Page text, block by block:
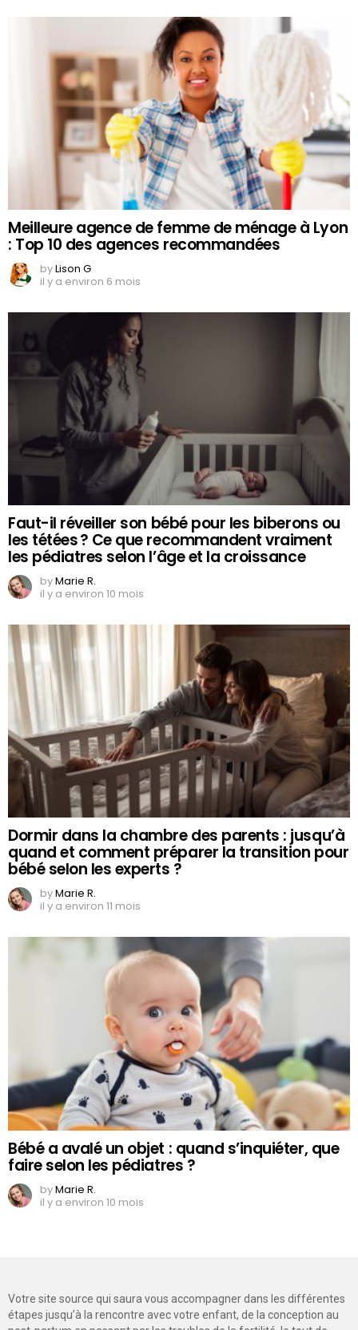
Meilleure agence de femme de ménage à Lyon
: Top 10 des agences recommandées
byLison G
il y a environ 6 mois
Faut-il réveiller son bébé pour les biberons ou
les tétées ? Ce que recommandent vraiment
les pédiatres selon l’âge et la croissance
byMarie R.
il y a environ 10 mois
Dormir dans la chambre des parents : jusqu’à
quand et comment préparer la transition pour
bébé selon les experts ?
byMarie R.
il y a environ 11 mois
Bébé a avalé un objet : quand s’inquiéter, que
faire selon les pédiatres ?
byMarie R.
il y a environ 10 mois
Votre site source qui saura vous accompagner dans les différentes
étapes jusqu’à la rencontre avec votre enfant, de la conception au